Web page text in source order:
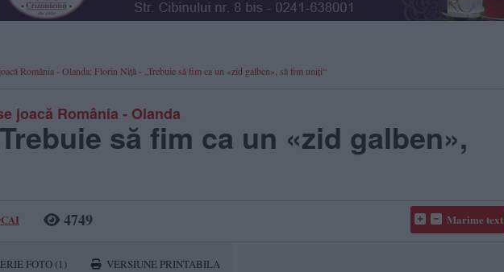
România - Olanda: Florin Niță - „Trebuie să fim ca un «zid galben», să fim uniți“
joacă România - Olanda
să fim ca un «zid galben»,
4749 Marime text
FOTO (1) VERSIUNE PRINTABILA